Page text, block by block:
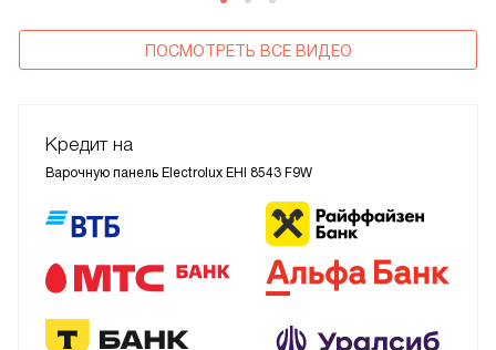
ПОСМОТРЕТЬ ВСЕ ВИДЕО
Кредит на
Варочную панель Electrolux EHI 8543 F9W